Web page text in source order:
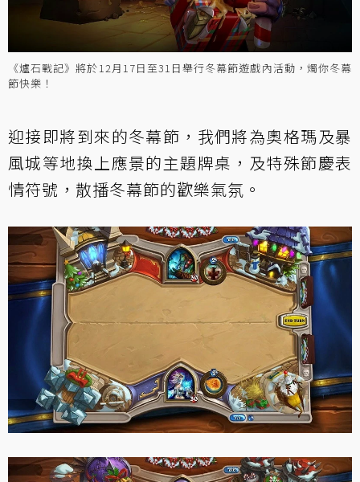
《爐石戰記》將於12月17日至31日舉行冬幕節遊戲內活動，燭你冬幕
節快樂！
迎接即將到來的冬幕節，我們將為奧格瑪及暴
風城等地換上應景的主題牌桌，及特殊節慶表
情符號，散播冬幕節的歡樂氣氛。